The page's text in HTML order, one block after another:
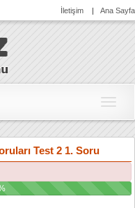
İletişim | Ana Sayfa
e-
Test 2 1. Soru